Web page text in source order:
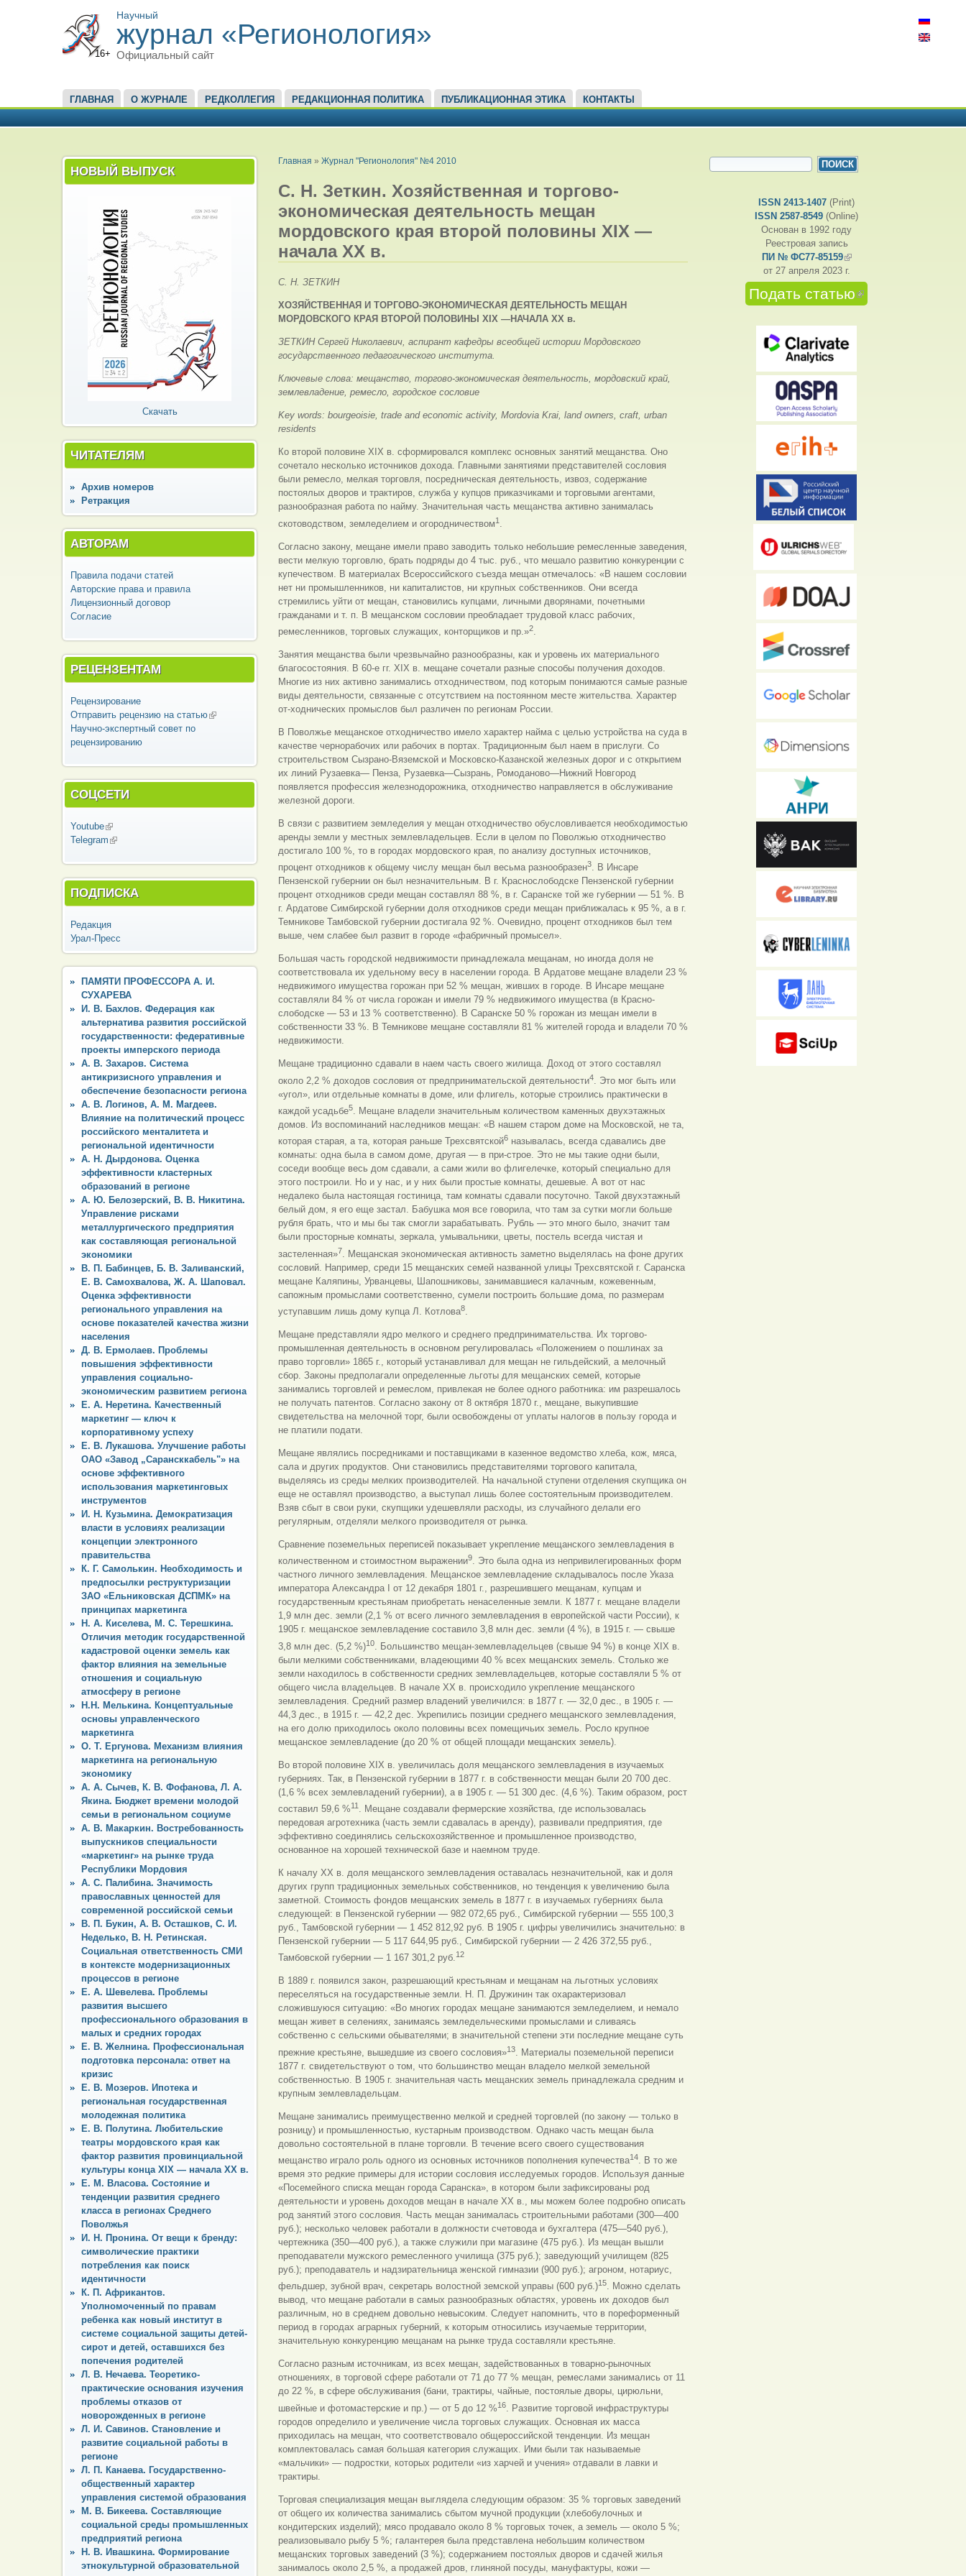
16+
Научный
журнал «Регионология»
Официальный сайт
ГЛАВНОЕ МЕНЮ
ГЛАВНАЯ О ЖУРНАЛЕ РЕДКОЛЛЕГИЯ РЕДАКЦИОННАЯ ПОЛИТИКА ПУБЛИКАЦИОННАЯ ЭТИКА КОНТАКТЫ
НОВЫЙ ВЫПУСК
Скачать
ЧИТАТЕЛЯМ
Архив номеров
Ретракция
АВТОРАМ
Правила подачи статей
Авторские права и правила
Лицензионный договор
Согласие
РЕЦЕНЗЕНТАМ
Рецензирование
Отправить рецензию на статью(внешняя
Научно-экспертный совет по
рецензированию
СОЦСЕТИ
Youtube(внешняя ссылка)
Telegram (внешняя ссылка)
ПОДПИСКА
Редакция
Урал-Пресс
ПАМЯТИ ПРОФЕССОРА А. И.
СУХАРЕВА
И. В. Бахлов. Федерация как
альтернатива развития российской
государственности: федеративные
проекты имперского периода
А. В. Захаров. Система
антикризисного управления и
обеспечение безопасности региона
А. В. Логинов, А. М. Магдеев.
Влияние на политический процесс
российского менталитета и
региональной идентичности
А. Н. Дырдонова. Оценка
эффективности кластерных
образований в регионе
А. Ю. Белозерский, В. В. Никитина.
Управление рисками
металлургического предприятия
как составляющая региональной
экономики
В. П. Бабинцев, Б. В. Заливанский,
Е. В. Самохвалова, Ж. А. Шаповал.
Оценка эффективности
регионального управления на
основе показателей качества жизни
населения
Д. В. Ермолаев. Проблемы
повышения эффективности
управления социально-
экономическим развитием региона
Е. А. Неретина. Качественный
маркетинг — ключ к
корпоративному успеху
Е. В. Лукашова. Улучшение работы
ОАО «Завод „Сарансккабель"» на
основе эффективного
использования маркетинговых
инструментов
И. Н. Кузьмина. Демократизация
власти в условиях реализации
концепции электронного
правительства
К. Г. Самолькин. Необходимость и
предпосылки реструктуризации
ЗАО «Ельниковская ДСПМК» на
принципах маркетинга
Н. А. Киселева, М. С. Терешкина.
Отличия методик государственной
кадастровой оценки земель как
фактор влияния на земельные
отношения и социальную
атмосферу в регионе
Н.Н. Мелькина. Концептуальные
основы управленческого
маркетинга
О. Т. Ергунова. Механизм влияния
маркетинга на региональную
экономику
А. А. Сычев, К. В. Фофанова, Л. А.
Якина. Бюджет времени молодой
семьи в региональном социуме
А. В. Макаркин. Востребованность
выпускников специальности
«маркетинг» на рынке труда
Республики Мордовия
А. С. Палибина. Значимость
православных ценностей для
современной российской семьи
В. П. Букин, А. В. Осташков, С. И.
Неделько, В. Н. Ретинская.
Социальная ответственность СМИ
в контексте модернизационных
процессов в регионе
Е. А. Шевелева. Проблемы
развития высшего
профессионального образования в
малых и средних городах
Е. В. Желнина. Профессиональная
подготовка персонала: ответ на
кризис
Е. В. Мозеров. Ипотека и
региональная государственная
молодежная политика
Е. В. Полутина. Любительские
театры мордовского края как
фактор развития провинциальной
культуры конца XIX — начала ХХ в.
Е. М. Власова. Состояние и
тенденции развития среднего
класса в регионах Среднего
Поволжья
И. Н. Пронина. От вещи к бренду:
символические практики
потребления как поиск
идентичности
К. П. Африкантов.
Уполномоченный по правам
ребенка как новый институт в
системе социальной защиты детей-
сирот и детей, оставшихся без
попечения родителей
Л. В. Нечаева. Теоретико-
практические основания изучения
проблемы отказов от
новорожденных в регионе
Л. И. Савинов. Становление и
развитие социальной работы в
регионе
Л. П. Канаева. Государственно-
общественный характер
управления системой образования
М. В. Бикеева. Составляющие
социальной среды промышленных
предприятий региона
Н. В. Ивашкина. Формирование
этнокультурной образовательной
ВЫ ЗДЕСЬ
Главная » Журнал "Регионология" №4 2010
С. Н. Зеткин. Хозяйственная и торгово-
экономическая деятельность мещан
мордовского края второй половины XIX —
начала XX в.
С. Н. ЗЕТКИН
ХОЗЯЙСТВЕННАЯ И ТОРГОВО-ЭКОНОМИЧЕСКАЯ ДЕЯТЕЛЬНОСТЬ МЕЩАН
МОРДОВСКОГО КРАЯ ВТОРОЙ ПОЛОВИНЫ XIX —НАЧАЛА XX в.
ЗЕТКИН Сергей Николаевич, аспирант кафедры всеобщей истории Мордовского
государственного педагогического института.
Ключевые слова: мещанство, торгово-экономическая деятельность, мордовский край,
землевладение, ремесло, городское сословие
Key words: bourgeoisie, trade and economic activity, Mordovia Krai, land owners, craft, urban
residents
Ко второй половине XIX в. сформировался комплекс основных занятий мещанства. Оно
сочетало несколько источников дохода. Главными занятиями представителей сословия
были ремесло, мелкая торговля, посредническая деятельность, извоз, содержание
постоялых дворов и трактиров, служба у купцов приказчиками и торговыми агентами,
разнообразная работа по найму. Значительная часть мещанства активно занималась
скотоводством, земледелием и огородничеством1
Согласно закону, мещане имели право заводить только небольшие ремесленные заведения,
вести мелкую торговлю, брать подряды до 4 тыс. руб., что мешало развитию конкуренции с
купечеством. В материалах Всероссийского съезда мещан отмечалось: «В нашем сословии
нет ни промышленников, ни капиталистов, ни крупных собственников. Они всегда
стремились уйти от мещан, становились купцами, личными дворянами, почетными
гражданами и т. п. В мещанском сословии преобладает трудовой класс рабочих,
ремесленников, торговых служащих, конторщиков и пр.»2.
Занятия мещанства были чрезвычайно разнообразны, как и уровень их материального
благосостояния. В 60-е гг. XIX в. мещане сочетали разные способы получения доходов.
Многие из них активно занимались отходничеством, под которым понимаются самые разные
виды деятельности, связанные с отсутствием на постоянном месте жительства. Характер
от-ходнических промыслов был различен по регионам России.
В Поволжье мещанское отходничество имело характер найма с целью устройства на суда в
качестве чернорабочих или рабочих в портах. Традиционным был наем в прислуги. Со
строительством Сызрано-Вяземской и Московско-Казанской железных дорог и с открытием
их линий Рузаевка— Пенза, Рузаевка—Сызрань, Ромоданово—Нижний Новгород
появляется профессия железнодорожника, отходничество направляется в обслуживание
железной дороги.
В связи с развитием земледелия у мещан отходничество обусловливается необходимостью
аренды земли у местных землевладельцев. Если в целом по Поволжью отходничество
достигало 100 %, то в городах мордовского края, по анализу доступных источников,
процент отходников к общему числу мещан был весьма разнообразен3. В Инсаре
Пензенской губернии он был незначительным. В г. Краснослободске Пензенской губернии
процент отходников среди мещан составлял 88 %, в г. Саранске той же губернии — 51 %. В
г. Ардатове Симбирской губернии доля отходников среди мещан приближалась к 95 %, а в г.
Темникове Тамбовской губернии достигала 92 %. Очевидно, процент отходников был тем
выше, чем слабее был развит в городе «фабричный промысел».
Большая часть городской недвижимости принадлежала мещанам, но иногда доля не
соответствовала их удельному весу в населении города. В Ардатове мещане владели 23 %
недвижимого имущества горожан при 52 % мещан, живших в городе. В Инсаре мещане
составляли 84 % от числа горожан и имели 79 % недвижимого имущества (в Красно-
слободске — 53 и 13 % соответственно). В Саранске 50 % горожан из мещан имели в
собственности 33 %. В Темникове мещане составляли 81 % жителей города и владели 70 %
недвижимости.
Мещане традиционно сдавали в наем часть своего жилища. Доход от этого составлял
около 2,2 % доходов сословия от предпринимательской деятельности4
. Это мог быть или
«угол», или отдельные комнаты в доме, или флигель, которые строились практически в
каждой усадьбе5. Мещане владели значительным количеством каменных двухэтажных
домов. Из воспоминаний наследников мещан: «В нашем старом доме на Московской, не та,
которая старая, а та, которая раньше Трехсвятской6 называлась, всегда сдавались две
комнаты: одна была в самом доме, другая — в при-строе. Это не мы такие одни были,
соседи вообще весь дом сдавали, а сами жили во флигелечке, который специально для
этого построили. Но и у нас, и у них были простые комнаты, дешевые. А вот от нас
недалеко была настоящая гостиница, там комнаты сдавали посуточно. Такой двухэтажный
белый дом, я его еще застал. Бабушка моя все говорила, что там за сутки могли больше
рубля брать, что и мы бы так смогли зарабатывать. Рубль — это много было, значит там
были просторные комнаты, зеркала, умывальники, цветы, постель всегда чистая и
застеленная»7
. Мещанская экономическая активность заметно выделялась на фоне других
сословий. Например, среди 15 мещанских семей названной улицы Трехсвятской г. Саранска
мещане Каляпины, Урванцевы, Шапошниковы, занимавшиеся калачным, кожевенным,
сапожным промыслами соответственно, сумели построить большие дома, по размерам
уступавшим лишь дому купца Л. Котлова8.
Мещане представляли ядро мелкого и среднего предпринимательства. Их торгово-
промышленная деятельность в основном регулировалась «Положением о пошлинах за
право торговли» 1865 г., который устанавливал для мещан не гильдейский, а мелочный
сбор. Законы предполагали определенные льготы для мещанских семей, которые
занимались торговлей и ремеслом, привлекая не более одного работника: им разрешалось
не получать патентов. Согласно закону от 8 октября 1870 г., мещане, выкупившие
свидетельства на мелочной торг, были освобождены от уплаты налогов в пользу города и
не платили подати.
Мещане являлись посредниками и поставщиками в казенное ведомство хлеба, кож, мяса,
сала и других продуктов. Они становились представителями торгового капитала,
выделяясь из среды мелких производителей. На начальной ступени отделения скупщика он
еще не оставлял производство, а выступал лишь более состоятельным производителем.
Взяв сбыт в свои руки, скупщики удешевляли расходы, из случайного делали его
регулярным, отделяли мелкого производителя от рынка.
Сравнение поземельных переписей показывает укрепление мещанского землевладения в
количественном и стоимостном выражении9. Это была одна из непривилегированных форм
частного личного землевладения. Мещанское землевладение складывалось после Указа
императора Александра I от 12 декабря 1801 г., разрешившего мещанам, купцам и
государственным крестьянам приобретать ненаселенные земли. К 1877 г. мещане владели
1,9 млн дес. земли (2,1 % от всего личного землевладения в европейской части России), к
1905 г. мещанское землевладение составило 3,8 млн дес. земли (4 %), в 1915 г. — свыше
3,8 млн дес. (5,2 %)10
. Большинство мещан-землевладельцев (свыше 94 %) в конце XIX в.
были мелкими собственниками, владеющими 40 % всех мещанских земель. Столько же
земли находилось в собственности средних землевладельцев, которые составляли 5 % от
общего числа владельцев. В начале XX в. происходило укрепление мещанского
землевладения. Средний размер владений увеличился: в 1877 г. — 32,0 дес., в 1905 г. —
44,3 дес., в 1915 г. — 42,2 дес. Укрепились позиции среднего мещанского землевладения,
на его долю приходилось около половины всех помещичьих земель. Росло крупное
мещанское землевладение (до 20 % от общей площади мещанских земель).
Во второй половине XIX в. увеличилась доля мещанского землевладения в изучаемых
губерниях. Так, в Пензенской губернии в 1877 г. в собственности мещан были 20 700 дес.
(1,6 % всех землевладений губернии), а в 1905 г. — 51 300 дес. (4,6 %). Таким образом, рост
составил 59,6 %11 . Мещане создавали фермерские хозяйства, где использовалась
передовая агротехника (часть земли сдавалась в аренду), развивали предприятия, где
эффективно соединялись сельскохозяйственное и промышленное производство,
основанное на хорошей технической базе и наемном труде.
К началу XX в. доля мещанского землевладения оставалась незначительной, как и доля
других групп традиционных земельных собственников, но тенденция к увеличению была
заметной. Стоимость фондов мещанских земель в 1877 г. в изучаемых губерниях была
следующей: в Пензенской губернии — 982 072,65 руб., Симбирской губернии — 555 100,3
руб., Тамбовской губернии — 1 452 812,92 руб. В 1905 г. цифры увеличились значительно: в
Пензенской губернии — 5 117 644,95 руб., Симбирской губернии — 2 426 372,55 руб.,
Тамбовской губернии — 1 167 301,2 руб.12
В 1889 г. появился закон, разрешающий крестьянам и мещанам на льготных условиях
переселяться на государственные земли. Н. П. Дружинин так охарактеризовал
сложившуюся ситуацию: «Во многих городах мещане занимаются земледелием, и немало
мещан живет в селениях, занимаясь земледельческими промыслами и сливаясь
собственно с сельскими обывателями; в значительной степени эти последние мещане суть
прежние крестьяне, вышедшие из своего сословия»13
. Материалы поземельной переписи
1877 г. свидетельствуют о том, что большинство мещан владело мелкой земельной
собственностью. В 1905 г. значительная часть мещанских земель принадлежала средним и
крупным землевладельцам.
Мещане занимались преимущественно мелкой и средней торговлей (по закону — только в
розницу) и промышленностью, кустарным производством. Однако часть мещан была
довольно состоятельной в плане торговли. В течение всего своего существования
мещанство играло роль одного из основных источников пополнения купечества14
. В то же
время это редкие примеры для истории сословия исследуемых городов. Используя данные
«Посемейного списка мещан города Саранска», в котором были зафиксированы род
деятельности и уровень доходов мещан в начале XX в., мы можем более подробно описать
род занятий этого сословия. Часть мещан занималась строительными работами (300—400
руб.); несколько человек работали в должности счетовода и бухгалтера (475—540 руб.),
чертежника (350—400 руб.), а также служили при магазине (475 руб.). Из мещан вышли
преподаватели мужского ремесленного училища (375 руб.); заведующий училищем (825
руб.); преподаватель и надзирательница женской гимназии (900 руб.); агроном, нотариус,
фельдшер, зубной врач, секретарь волостной земской управы (600 руб.)15. Можно сделать
вывод, что мещане работали в самых разнообразных областях, уровень их доходов был
различным, но в среднем довольно невысоким. Следует напомнить, что в пореформенный
период в городах аграрных губерний, к которым относились изучаемые территории,
значительную конкуренцию мещанам на рынке труда составляли крестьяне.
Согласно разным источникам, из всех мещан, задействованных в товарно-рыночных
отношениях, в торговой сфере работали от 71 до 77 % мещан, ремеслами занимались от 11
до 22 %, в сфере обслуживания (бани, трактиры, чайные, постоялые дворы, цирюльни,
швейные и фотомастерские и пр.) — от 5 до 12 %16
. Развитие торговой инфраструктуры
городов определило и увеличение числа торговых служащих. Основная их масса
приходилась на мещан, что соответствовало общероссийской тенденции. Из мещан
комплектовалась самая большая категория служащих. Ими были так называемые
«мальчики» — подростки, которых родители «из харчей и учения» отдавали в лавки и
трактиры.
Торговая специализация мещан выглядела следующим образом: 35 % торговых заведений
от общего их количества занимались сбытом мучной продукции (хлебобулочных и
кондитерских изделий); мясо продавало около 8 % торговых точек, а земель — около 5 %;
реализовывало рыбу 5 %; галантерея была представлена небольшим количеством
мещанских торговых заведений (3 %); содержанием постоялых дворов и сдачей жилья
занималось около 2,5 %, а продажей дров, глиняной посуды, мануфактуры, кожи —
ФОРМА ПОИСКА
ISSN 2413-1407 (Print)
ISSN 2587-8549 (Online)
Основан в 1992 году
Реестровая запись
ПИ № ФС77-85159(внешняя ссылка)
от 27 апреля 2023 г.
Подать статью